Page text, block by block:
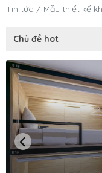
Tin tức Mẫu thiết kế
Chủ đề hot